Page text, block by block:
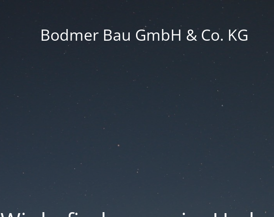
Bodmer Bau GmbH & Co. KG